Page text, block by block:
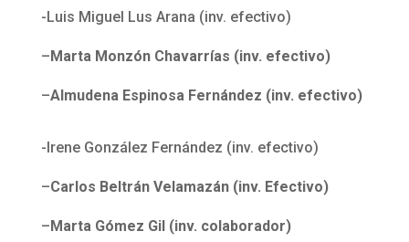
-Luis Miguel Lus Arana (inv. efectivo)
–Marta Monzón Chavarrías (inv. efectivo)
–Almudena Espinosa Fernández (inv. efectivo)
-Irene González Fernández (inv. efectivo)
–Carlos Beltrán Velamazán(inv. Efectivo)
–Marta Gómez Gil (inv. colaborador)